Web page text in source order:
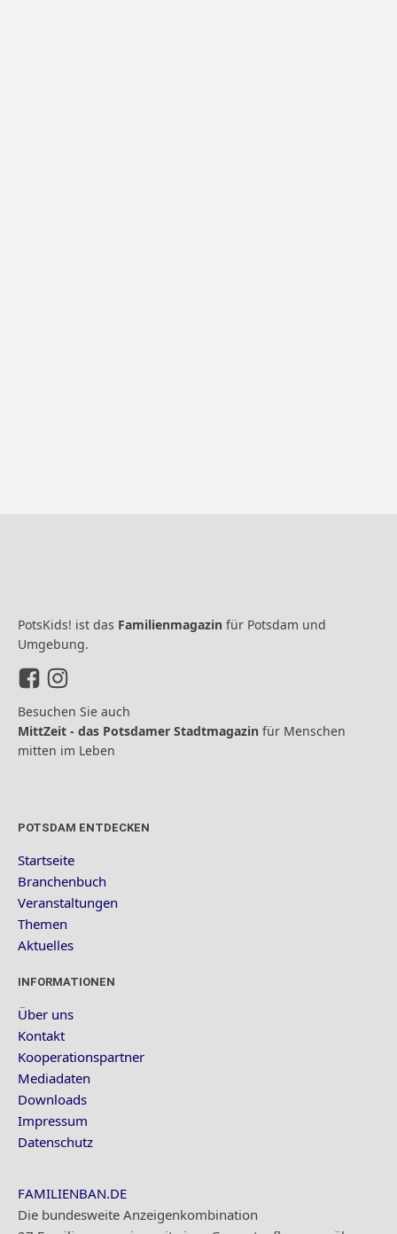
PotsKids! ist das Familienmagazin für Potsdam und
Umgebung.
Besuchen Sie auch
MittZeit - das Potsdamer Stadtmagazin für Menschen
mitten im Leben
POTSDAM ENTDECKEN
Startseite
Branchenbuch
Veranstaltungen
Themen
Aktuelles
INFORMATIONEN
Über uns
Kontakt
Kooperationspartner
Mediadaten
Downloads
Impressum
Datenschutz
FAMILIENBAN.DE
Die bundesweite Anzeigenkombination